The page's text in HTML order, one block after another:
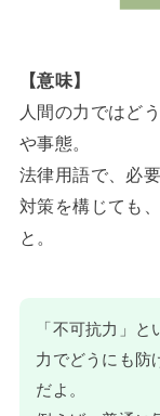
【意味】
人間の力ではど
や事態。
法律用語で、必
対策を構じても
と。
「不可抗力」
力でどうにも防
だよ。